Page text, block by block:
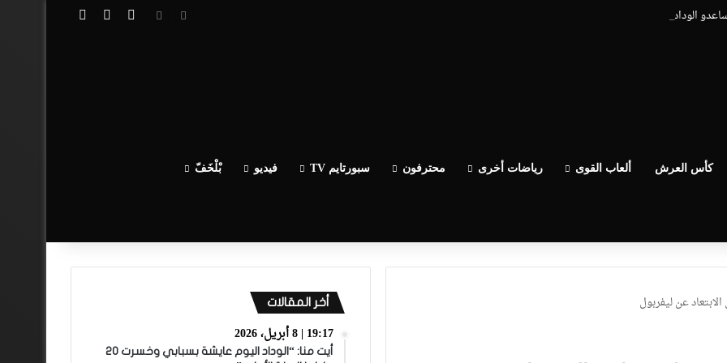
الوداد عيط ليهم قاضي التحقيق.. دابا حتى شي واحد ما بقا باغي يعاون” تسجيل الدخول
مقال عشوائي
كأس العرش ألعاب القوى رياضات أخرى محترفون سبورتايم TV فيديو بْلْخَفّ
عن ليفربول
أخر المقالات
19:17 | 8 أبريل، 2026
أيت منا: “الوداد اليوم عايشة بسبابي وخسرت 20